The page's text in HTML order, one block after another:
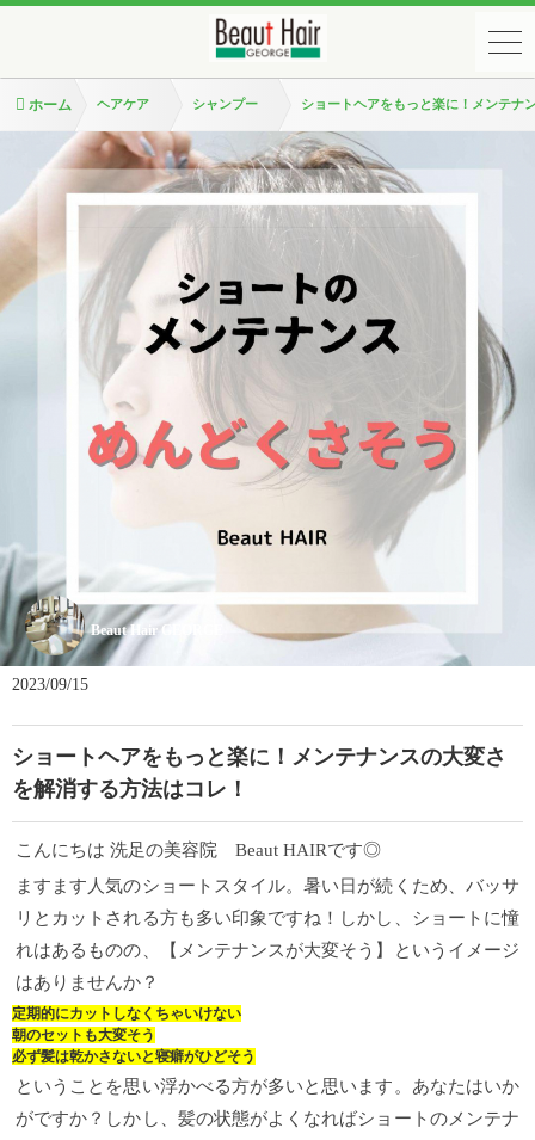
ホーム ヘアケア シャンプー ショートヘアをもっと楽に！メンテナ
Beaut Hair GEORGE
2023/09/15
ショートヘアをもっと楽に！メンテナンスの大変さ
を解消する方法はコレ！
こんにちは 洗足の美容院 Beaut HAIRです◎
ますます人気のショートスタイル。暑い日が続くため、バッサ
リとカットされる方も多い印象ですね！しかし、ショートに憧
れはあるものの、【メンテナンスが大変そう】というイメージ
はありませんか？
定期的にカットしなくちゃいけない
朝のセットも大変そう
必ず髪は乾かさないと寝癖がひどそう
ということを思い浮かべる方が多いと思います。あなたはいか
がですか？しかし、髪の状態がよくなればショートのメンテナ